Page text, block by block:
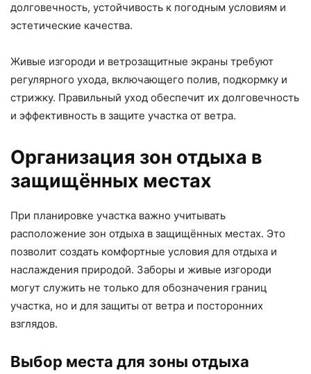
долговечность, устойчивость к погодным условиям и
эстетические качества.
Живые изгороди и ветрозащитные экраны требуют
регулярного ухода, включающего полив, подкормку и
стрижку. Правильный уход обеспечит их долговечность
и эффективность в защите участка от ветра.
Организация зон отдыха в
защищённых местах
При планировке участка важно учитывать
расположение зон отдыха в защищённых местах. Это
позволит создать комфортные условия для отдыха и
наслаждения природой. Заборы и живые изгороди
могут служить не только для обозначения границ
участка, но и для защиты от ветра и посторонних
взглядов.
Выбор места для зоны отдыха